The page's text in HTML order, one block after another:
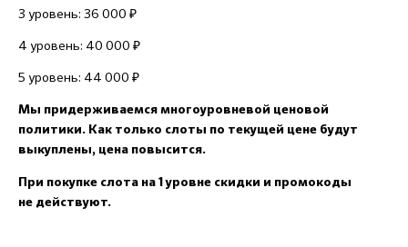
3 уровень: 36 000 ₽
4 уровень: 40 000 ₽
5 уровень: 44 000 ₽
Мы придерживаемся многоуровневой ценовой
политики. Как только слоты по текущей цене будут
выкуплены, цена повысится.
При покупке слота на 1 уровне скидки и промокоды
не действуют.